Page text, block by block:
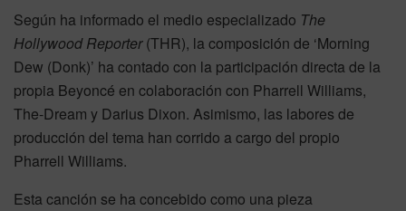
Según ha informado el medio especializado The
Hollywood Reporter(THR), la composición de ‘Morning
Dew (Donk)’ ha contado con la participación directa de la
propia Beyoncé en colaboración con Pharrell Williams,
The-Dream y Darius Dixon. Asimismo, las labores de
producción del tema han corrido a cargo del propio
Pharrell Williams.
Esta canción se ha concebido como una pieza